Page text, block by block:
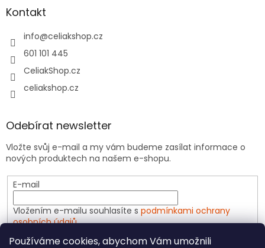
Používáme cookies, abychom Vám umožnili
Kontakt
info@celiakshop.cz
601 101 445
CeliakShop.cz
celiakshop.cz
Odebírat newsletter
Vložte svůj e-mail a my vám budeme zasílat informace o
nových produktech na našem e-shopu.
E-mail
Vložením e-mailu souhlasíte s podmínkami ochrany
osobních údajů